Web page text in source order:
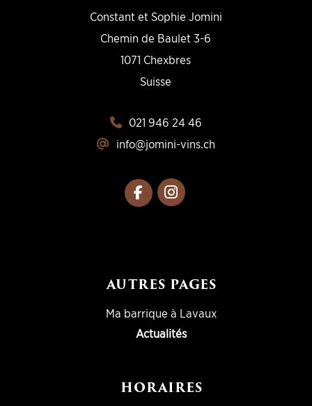
Constant et Sophie Jomini
Chemin de Baulet 3-6
1071 Chexbres
Suisse
021 946 24 46
info@jomini-vins.ch
AUTRES PAGES
Ma barrique à Lavaux
Actualités
HORAIRES